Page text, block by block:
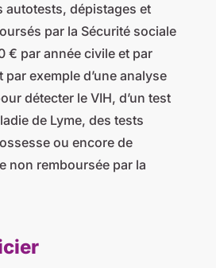
autotests, dépistages et
par la Sécurité sociale
€ par année civile et par
par exemple d’une analyse
détecter le VIH, d’un test
de Lyme, des tests
ou encore de
non remboursée par la